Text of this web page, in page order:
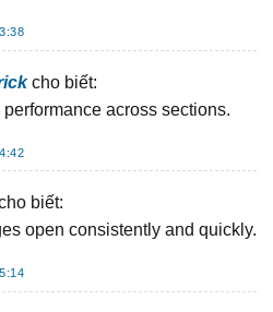
cho biết:
across sections.
biết:
open consistently and quickly.